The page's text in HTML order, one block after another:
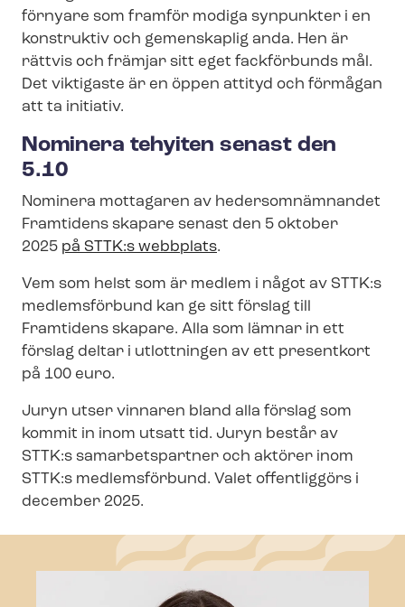
förnyare som framför modiga synpunkter i en
konstruktiv och gemenskaplig anda. Hen är
rättvis och främjar sitt eget fackförbunds mål.
Det viktigaste är en öppen attityd och förmågan
att ta initiativ.
Nominera tehyiten senast den
5.10
Nominera mottagaren av hedersomnämnandet
Framtidens skapare senast den 5 oktober
2025 på STTK:s webbplats.
Vem som helst som är medlem i något av STTK:s
medlemsförbund kan ge sitt förslag till
Framtidens skapare. Alla som lämnar in ett
förslag deltar i utlottningen av ett presentkort
på 100 euro.
Juryn utser vinnaren bland alla förslag som
kommit in inom utsatt tid. Juryn består av
STTK:s samarbetspartner och aktörer inom
STTK:s medlemsförbund. Valet offentliggörs i
december 2025.